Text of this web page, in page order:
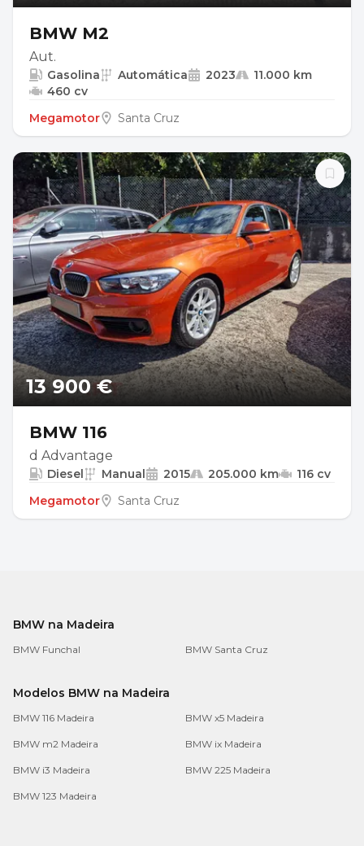
BMW M2
Aut.
Gasolina Automática 2023
11.000 km
460 cv
Megamotor
Santa Cruz
13 900 €
BMW 116
d Advantage
Diesel Manual 2015 205.000 km
116 cv
Megamotor
Santa Cruz
BMW na Madeira
BMW Funchal BMW Santa Cruz
Modelos BMW na Madeira
BMW 116 Madeira BMW x5 Madeira
BMW m2 Madeira BMW ix Madeira
BMW i3 Madeira BMW 225 Madeira
BMW 123 Madeira